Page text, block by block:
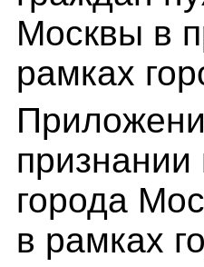
Москвы в
рамках
города
в рамках